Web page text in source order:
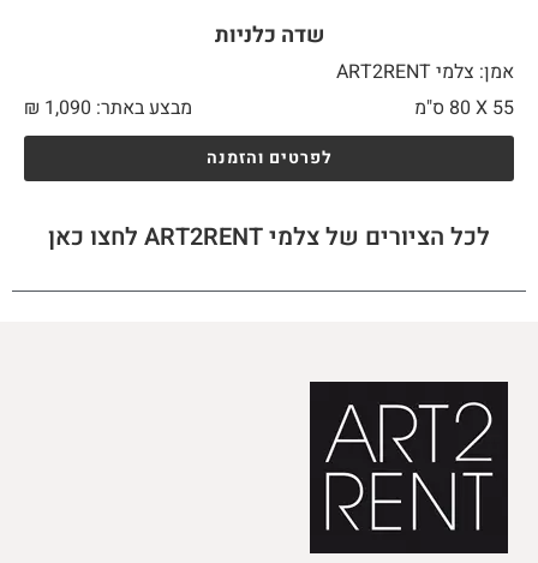
שדה כלניות
אמן: צלמי ART2RENT
55 X
מבצע באתר: ₪ 1,090
לפרטים והזמנה
לכל הציורים של צלמי ART2RENT לחצו כאן